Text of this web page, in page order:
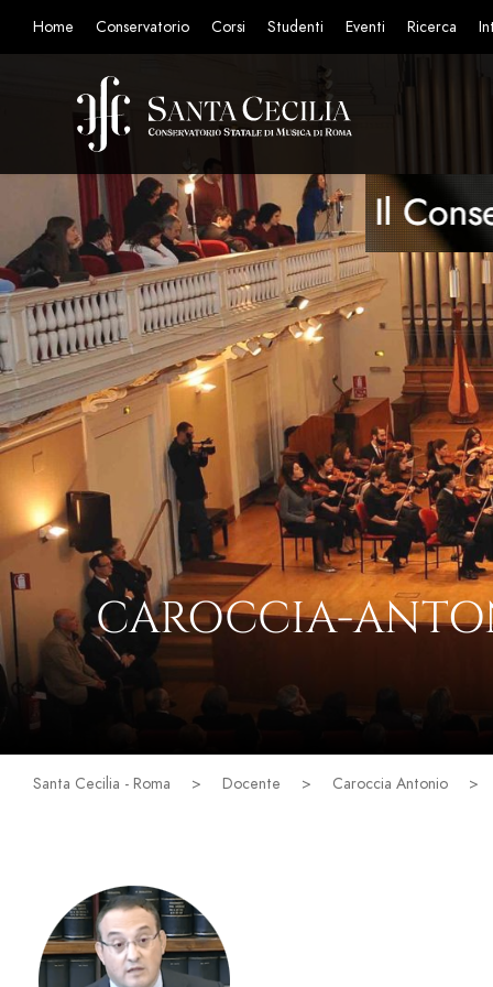
Home Conservatorio Corsi Studenti Eventi Ricerca
CAROCCIA-
Santa Cecilia - Roma > Docente > Caroccia Antonio >